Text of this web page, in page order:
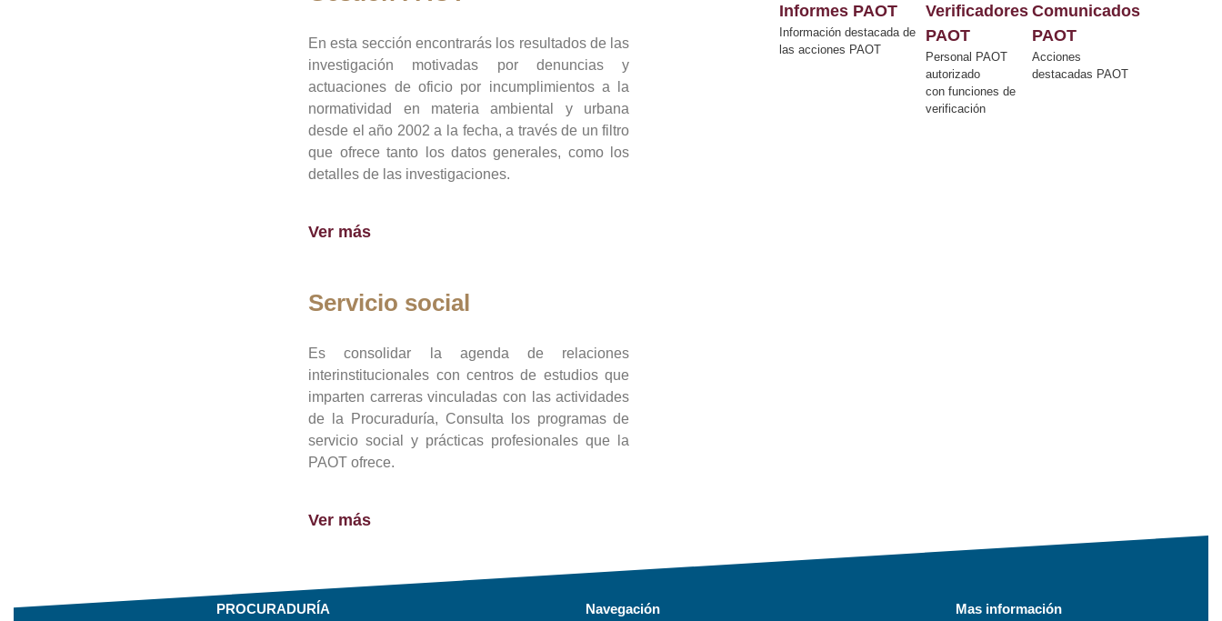
En esta sección encontrarás los resultados de las
investigación motivadas por denuncias y
actuaciones de oficio por incumplimientos a la
normatividad en materia ambiental y urbana
desde el año 2002 a la fecha, a través de un filtro
que ofrece tanto los datos generales, como los
detalles de las investigaciones.
Ver más
Servicio social
Es consolidar la agenda de relaciones
interinstitucionales con centros de estudios que
imparten carreras vinculadas con las actividades
de la Procuraduría, Consulta los programas de
servicio social y prácticas profesionales que la
PAOT ofrece.
Ver más
Informes PAOT
Información destacada de
las acciones PAOT
Verificadores
PAOT
Personal PAOT
autorizado
con funciones de
verificación
Comunicados
PAOT
Acciones
destacadas PAOT
PROCURADURÍA Navegación Mas información